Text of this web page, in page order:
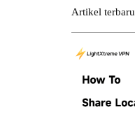
Artikel terbaru